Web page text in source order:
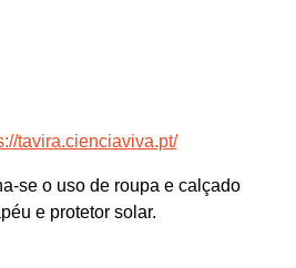
tavira.cienciaviva.pt/
se o uso de roupa e calçado
e protetor solar.